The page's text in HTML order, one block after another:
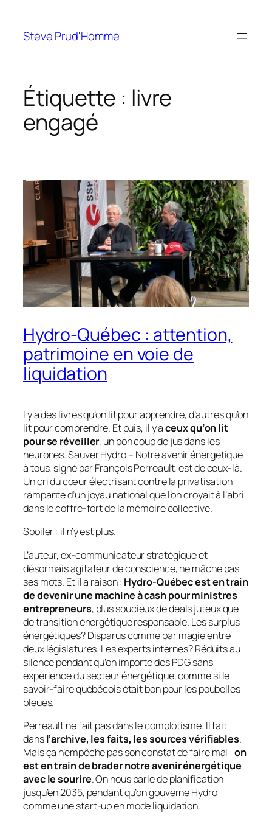
contenu
Steve Prud'Homme
Étiquette : livre
engagé
Hydro-Québec : attention,
patrimoine en voie de
liquidation
l y a des livres qu’on lit pour apprendre, d’autres qu’on
lit pour comprendre. Et puis, il y aceux qu’on lit
pour se réveiller, un bon coup de jus dans les
neurones.Sauver Hydro – Notre avenir énergétique
à tous, signé par François Perreault, est de ceux-là.
Un cri du cœur électrisant contre la privatisation
rampante d’un joyau national que l’on croyait à l’abri
dans le coffre-fort de la mémoire collective.
Spoiler : il n’y est plus.
L’auteur, ex-communicateur stratégique et
désormais agitateur de conscience, ne mâche pas
ses mots. Et il a raison : Hydro-Québec est en train
de devenir une machine à cash pour ministres
entrepreneurs, plus soucieux de deals juteux que
de transition énergétique responsable. Les surplus
énergétiques? Disparus comme par magie entre
deux législatures. Les experts internes? Réduits au
silence pendant qu’on importe des PDG sans
expérience du secteur énergétique, comme si le
savoir-faire québécois était bon pour les poubelles
bleues.
Perreault ne fait pas dans le complotisme. Il fait
dansl’archive, les faits, les sources vérifiables.
Mais ça n’empêche pas son constat de faire mal :on
est en train de brader notre avenir énergétique
avec le sourire. On nous parle de planification
jusqu’en 2035, pendant qu’on gouverne Hydro
comme une start-up en mode liquidation.